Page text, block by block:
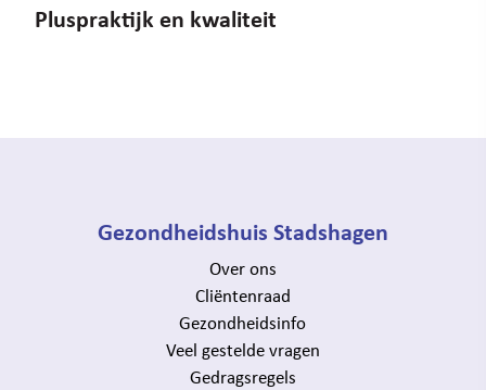
Pluspraktijk en kwaliteit
Gezondheidshuis Stadshagen
Over ons
Cliëntenraad
Gezondheidsinfo
Veel gestelde vragen
Gedragsregels